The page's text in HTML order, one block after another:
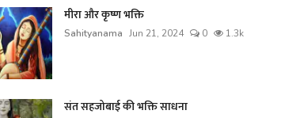
मीरा और कृष्ण भक्ति
Sahityanama Jun 21, 2024 0 1.3k
संत सहजोबाई की भक्ति साधना